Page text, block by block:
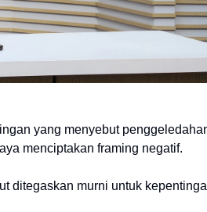
yang menyebut
menciptakan framing negatif.
ditegaskan murni untuk